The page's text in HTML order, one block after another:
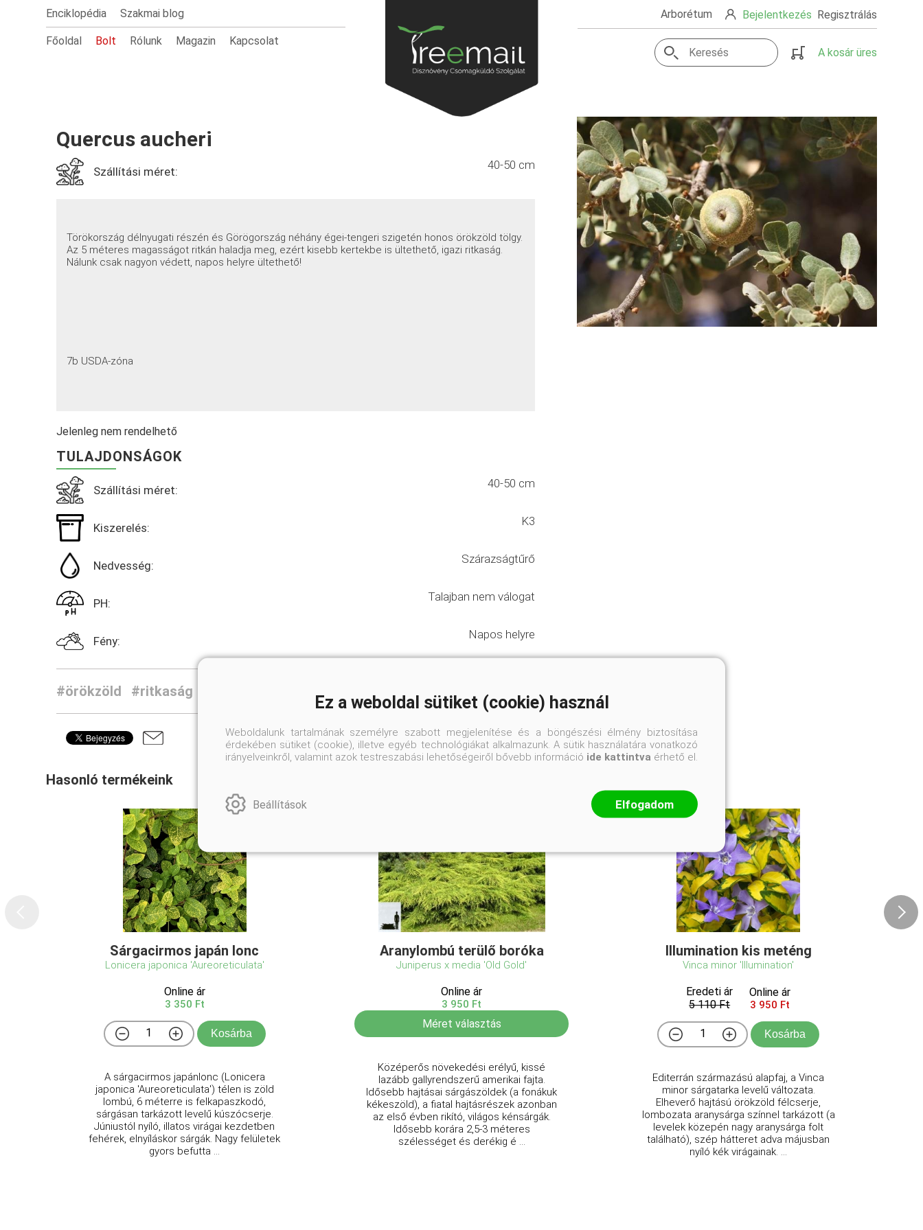
Enciklopédia Szakmai blog
Főoldal Bolt Rólunk Magazin Kapcsolat
Arborétum Bejelentkezés Regisztrálás
A kosár üres
Quercus aucheri
Szállítási méret: 40-50 cm
Törökország délnyugati részén és Görögország néhány égei-tengeri szigetén honos örökzöld tölgy.
Az 5 méteres magasságot ritkán haladja meg, ezért kisebb kertekbe is ültethető, igazi ritkaság.
Nálunk csak nagyon védett, napos helyre ültethető!
7b USDA-zóna
Jelenleg nem rendelhető
TULAJDONSÁGOK
Szállítási méret: 40-50 cm
Kiszerelés: K3
Nedvesség: Szárazságtűrő
PH: Talajban nem válogat
Fény: Napos helyre
#örökzöld #ritkaság
Hasonló termékeink
Sárgacirmos japán lonc
Lonicera japonica 'Aureoreticulata'
Online ár
3 350 Ft
Kosárba
A sárgacirmos japánlonc (Lonicera
japonica 'Aureoreticulata') télen is zöld
lombú, 6 méterre is felkapaszkodó,
sárgásan tarkázott levelű kúszócserje.
Júniustól nyíló, illatos virágai kezdetben
fehérek, elnyíláskor sárgák. Nagy felületek
gyors befutta ...
Aranylombú terülő boróka
Juniperus x media 'Old Gold'
Online ár
3 950 Ft
Méret választás
Középerős növekedési erélyű, kissé
lazább gallyrendszerű amerikai fajta.
Idősebb hajtásai sárgászöldek (a fonákuk
kékeszöld), a fiatal hajtásrészek azonban
az első évben rikító, világos kénsárgák.
Idősebb korára 2,5-3 méteres
szélességet és derékig é ...
Illumination kis meténg
Vinca minor 'Illumination'
Eredeti ár
5 110 Ft
Online ár
3 950 Ft
Kosárba
Editerrán származású alapfaj, a Vinca
minor sárgatarka levelű változata.
Elheverő hajtású örökzöld félcserje,
lombozata aranysárga színnel tarkázott (a
levelek közepén nagy aranysárga folt
található), szép hátteret adva májusban
nyíló kék virágainak. ...
Ez a weboldal sütiket (cookie) használ
Weboldalunk tartalmának személyre szabott megjelenítése és a böngészési élmény biztosítása
érdekében sütiket (cookie), illetve egyéb technológiákat alkalmazunk. A sütik használatára vonatkozó
irányelveinkről, valamint azok testreszabási lehetőségeiről bővebb információ ide kattintva érhető el.
Beállítások Elfogadom